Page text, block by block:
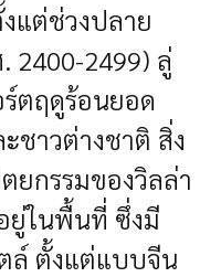
แต่ช่วงปลาย
2400-2499) ลู่
ตฤดูร้อนยอด
ชาวต่างชาติ สิ่ง
ยกรรมของวิลล่า
ยู่ในพื้นที่ ซึ่งมี
ล์ ตั้งแต่แบบจีน